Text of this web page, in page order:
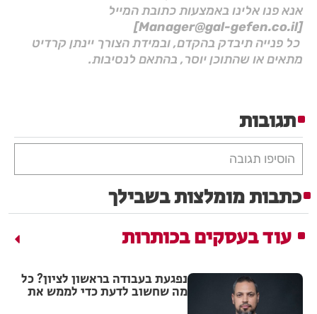
אנא פנו אלינו באמצעות כתובת המייל
[Manager@gal-gefen.co.il]
כל פנייה תיבדק בהקדם, ובמידת הצורך יינתן קרדיט
מתאים או שהתוכן יוסר, בהתאם לנסיבות.
תגובות
הוסיפו תגובה
כתבות מומלצות בשבילך
עוד בעסקים בכותרות
נפגעת בעבודה בראשון לציון? כל
מה שחשוב לדעת כדי לממש את